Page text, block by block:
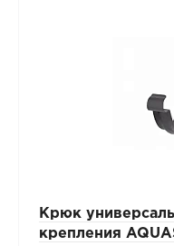
Крюк
крепления